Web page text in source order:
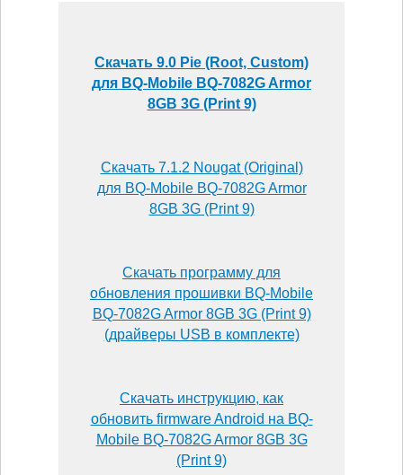
Скачать 9.0 Pie (Root, Custom)
для BQ-Mobile BQ-7082G Armor
8GB 3G (Print 9)
Скачать 7.1.2 Nougat (Original)
для BQ-Mobile BQ-7082G Armor
8GB 3G (Print 9)
Скачать программу для
обновления прошивки BQ-Mobile
BQ-7082G Armor 8GB 3G (Print 9)
(драйверы USB в комплекте)
Скачать инструкцию, как
обновить firmware Android на BQ-
Mobile BQ-7082G Armor 8GB 3G
(Print 9)